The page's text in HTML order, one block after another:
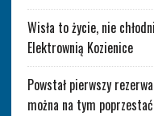
Wisła to życie, nie
Elektrownią Kozienice
Powstał pierwszy
można na tym